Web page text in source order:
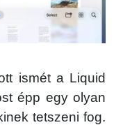
ismét a Liquid
épp egy olyan
tetszeni fog.